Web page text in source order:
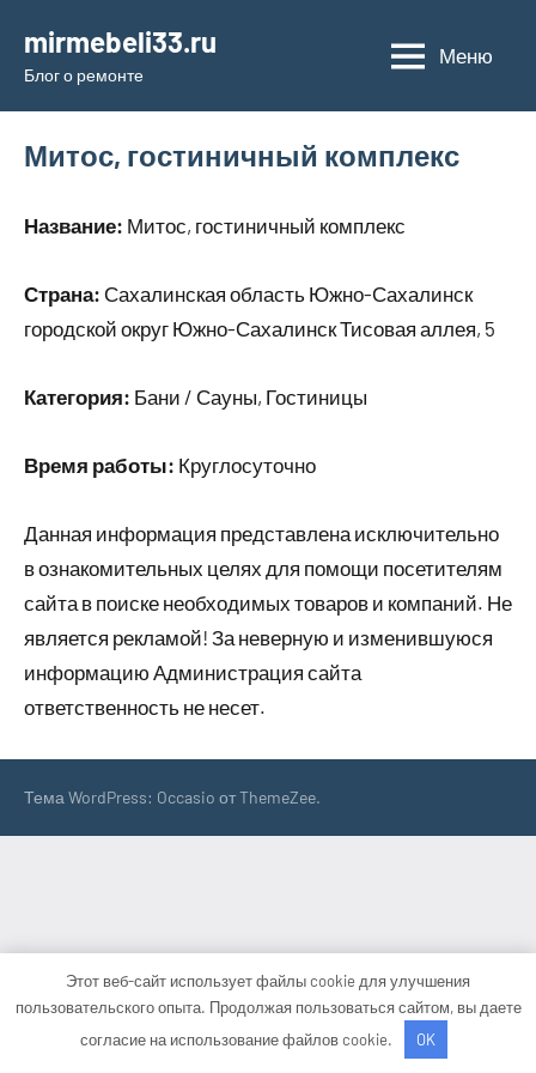
содержимому
mirmebeli33.ru
Блог о ремонте
Меню
Митос, гостиничный комплекс
Название: Митос, гостиничный комплекс
Страна: Сахалинская область Южно-Сахалинск
городской округ Южно-Сахалинск Тисовая аллея, 5
Категория: Бани / Сауны, Гостиницы
Время работы: Круглосуточно
Данная информация представлена исключительно
в ознакомительных целях для помощи посетителям
сайта в поиске необходимых товаров и компаний. Не
является рекламой! За неверную и изменившуюся
информацию Администрация сайта
ответственность не несет.
Тема WordPress: Occasio от ThemeZee.
Этот веб-сайт использует файлы cookie для улучшения
пользовательского опыта. Продолжая пользоваться сайтом, вы даете
согласие на использование файлов cookie.
OK